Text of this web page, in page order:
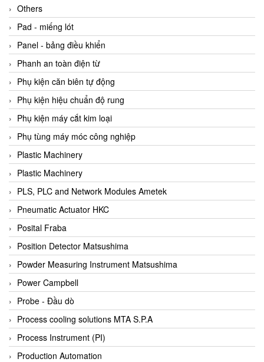
Beinlich-pumps
Beka
BEKO
Belimo
Benetech Vietnam
Bently Nevada
Bentone Vietnam
Bernstein Vietnam
Berthold
Bestech
Bestech
BETA
Bifold
Bihl+wiedemann
Bihl+wiedemann
Bilz
Binder Connector
Biotech
BirdX Vietnam
BK Vibro
Others
Pad - miếng lót
Panel - bảng điều khiển
Phanh an toàn điện từ
Phụ kiện căn biên tự động
Phụ kiện hiệu chuẩn độ rung
Phụ kiện máy cắt kim loại
Phụ tùng máy móc công nghiệp
Plastic Machinery
Plastic Machinery
PLS, PLC and Network Modules Ametek
Pneumatic Actuator HKC
Posital Fraba
Position Detector Matsushima
Powder Measuring Instrument Matsushima
Power Campbell
Probe - Đầu dò
Process cooling solutions MTA S.P.A
Process Instrument (PI)
Production Automation